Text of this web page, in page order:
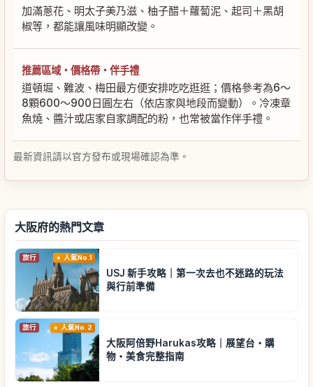
加滿蔥花、明太子美乃滋、柚子醋＋蘿蔔泥、起司＋黑胡
椒等，都能讓風味明顯改變。
推薦區域・價格帶・伴手禮
道頓堀、難波、梅田最方便安排吃吃逛逛；價格參考為6～
8顆600～900日圓左右（依店家與地段而變動）。冷凍章
魚燒、醬汁或店家自家調配的粉，也常被當作伴手禮。
最新資訊請以官方發布或現場確認為準。
大阪府的熱門文章
旅行 人氣No.1
USJ 新手攻略｜第一次去也不迷路的玩法
與行前準備
旅行 人氣No.2
大阪阿倍野Harukas攻略｜展望台・購
物・美食完整指南